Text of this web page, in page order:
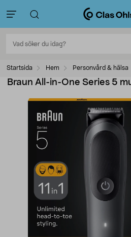
Startsida Hem Personvård & hälsa
Braun All-in-One Series 5